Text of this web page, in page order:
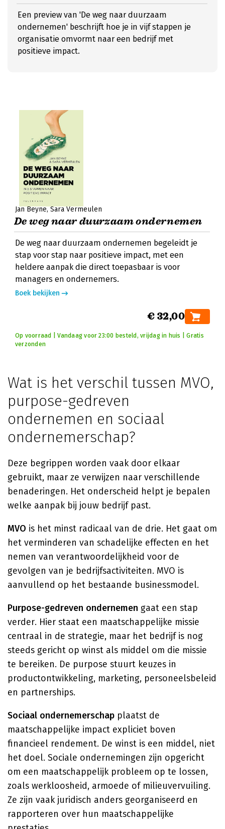
Een preview van 'De weg naar duurzaam
ondernemen' beschrijft hoe je in vijf stappen je
organisatie omvormt naar een bedrijf met
positieve impact.
Jan Beyne Sara Vermeulen
De weg naar duurzaam ondernemen
De weg naar duurzaam ondernemen begeleidt je
stap voor stap naar positieve impact, met een
heldere aanpak die direct toepasbaar is voor
managers en ondernemers.
Boek bekijken
€ 32,00
Op voorraad | Vandaag voor 23:00 besteld, vrijdag in huis | Gratis
verzonden
Wat is het verschil tussen MVO,
purpose-gedreven
ondernemen en sociaal
ondernemerschap?
Deze begrippen worden vaak door elkaar
gebruikt, maar ze verwijzen naar verschillende
benaderingen. Het onderscheid helpt je bepalen
welke aanpak bij jouw bedrijf past.
MVO is het minst radicaal van de drie. Het gaat om
het verminderen van schadelijke effecten en het
nemen van verantwoordelijkheid voor de
gevolgen van je bedrijfsactiviteiten. MVO is
aanvullend op het bestaande businessmodel.
Purpose-gedreven ondernemen gaat een stap
verder. Hier staat een maatschappelijke missie
centraal in de strategie, maar het bedrijf is nog
steeds gericht op winst als middel om die missie
te bereiken. De purpose stuurt keuzes in
productontwikkeling, marketing, personeelsbeleid
en partnerships.
Sociaal ondernemerschap plaatst de
maatschappelijke impact expliciet boven
financieel rendement. De winst is een middel, niet
het doel. Sociale ondernemingen zijn opgericht
om een maatschappelijk probleem op te lossen,
zoals werkloosheid, armoede of milieuvervuiling.
Ze zijn vaak juridisch anders georganiseerd en
rapporteren over hun maatschappelijke